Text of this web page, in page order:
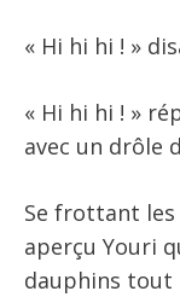
« Hi hi hi ! »
« Hi hi hi ! »
avec un drôle
Se frottant les
aperçu Youri
dauphins tout